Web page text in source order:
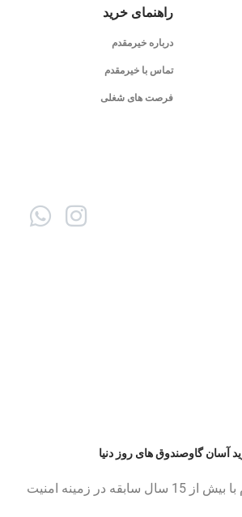
راهنمای خرید
درباره خیرمقدم
تماس با خیرمقدم
فرصت های شغلی
آسان گاوصندوق های روز دنیا
فروشگاه خیر مقدم با بیش از 15 سال سابقه در زمینه امنیت